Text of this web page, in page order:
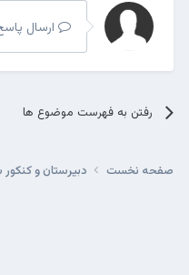
ارسال
رفتن به فهرست موضوع ها
صفحه نخست دبیرستان و